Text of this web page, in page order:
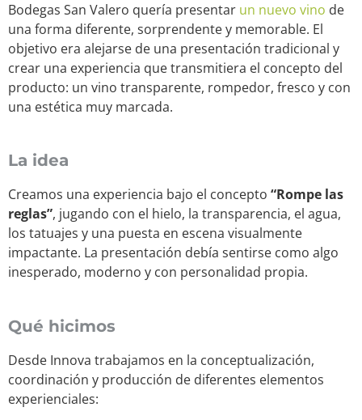
Bodegas San Valero quería presentar un nuevo vino de
una forma diferente, sorprendente y memorable. El
objetivo era alejarse de una presentación tradicional y
crear una experiencia que transmitiera el concepto del
producto: un vino transparente, rompedor, fresco y con
una estética muy marcada.
La idea
Creamos una experiencia bajo el concepto “Rompe las
reglas”, jugando con el hielo, la transparencia, el agua,
los tatuajes y una puesta en escena visualmente
impactante. La presentación debía sentirse como algo
inesperado, moderno y con personalidad propia.
Qué hicimos
Desde Innova trabajamos en la conceptualización,
coordinación y producción de diferentes elementos
experienciales: